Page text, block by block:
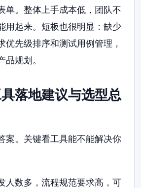
单。整体上手成本低，团队不
用起来。短板也很明显：缺少
优先级排序和测试用例管理，
品规划。
落地建议与选型总
案。关键看工具能不能解决你
人数多，流程规范要求高，可